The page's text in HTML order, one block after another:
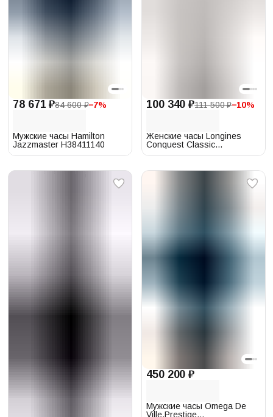
78 671 ₽84 600 ₽−7%
Мужские часы Hamilton
Jazzmaster H38411140
100 340 ₽111 500 ₽−10%
Женские часы Longines
Conquest Classic
450 200 ₽
Мужские часы Omega De
Ville.Prestige